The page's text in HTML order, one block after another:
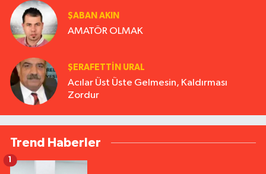
ŞABAN AKIN
AMATÖR OLMAK
ŞERAFETTIN URAL
Acılar Üst Üste Gelmesin, Kaldırması
Zordur
Trend Haberler
1